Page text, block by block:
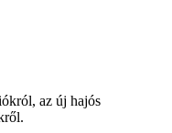
az új hajós